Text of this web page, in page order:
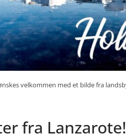
velkommen med et bilde fra
fra